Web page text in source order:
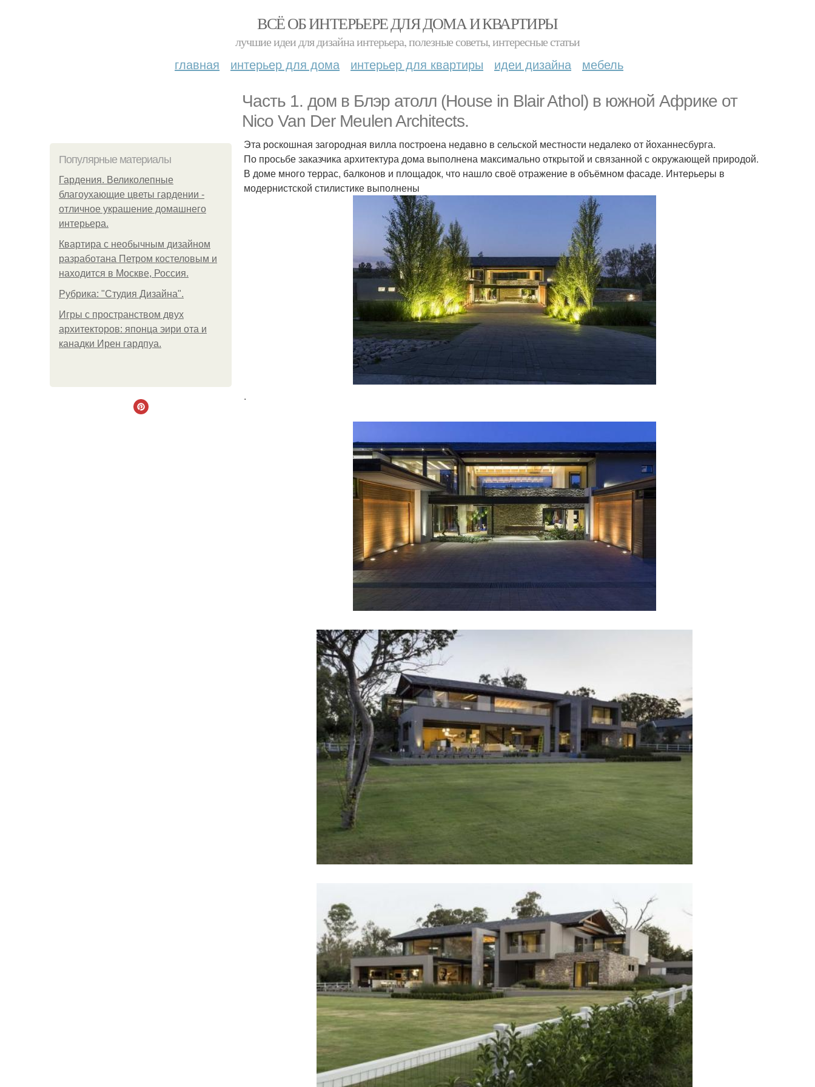
ВСЁ ОБ ИНТЕРЬЕРЕ ДЛЯ ДОМА И КВАРТИРЫ
лучшие идеи для дизайна интерьера, полезные советы, интересные статьи
главная интерьер для дома интерьер для квартиры идеи дизайна мебель
Часть 1. дом в Блэр атолл (House in Blair Athol) в южной Африке от
Nico Van Der Meulen Architects.
Популярные материалы
Гардения. Великолепные
благоухающие цветы гардении -
отличное украшение домашнего
интерьера.
Квартира с необычным дизайном
разработана Петром костеловым и
находится в Москве, Россия.
Рубрика: "Студия Дизайна".
Игры с пространством двух
архитекторов: японца эири ота и
канадки Ирен гардпуа.
Эта роскошная загородная вилла построена недавно в сельской местности недалеко от йоханнесбурга.
По просьбе заказчика архитектура дома выполнена максимально открытой и связанной с окружающей природой.
В доме много террас, балконов и площадок, что нашло своё отражение в объёмном фасаде. Интерьеры в
модернистской стилистике выполнены
.